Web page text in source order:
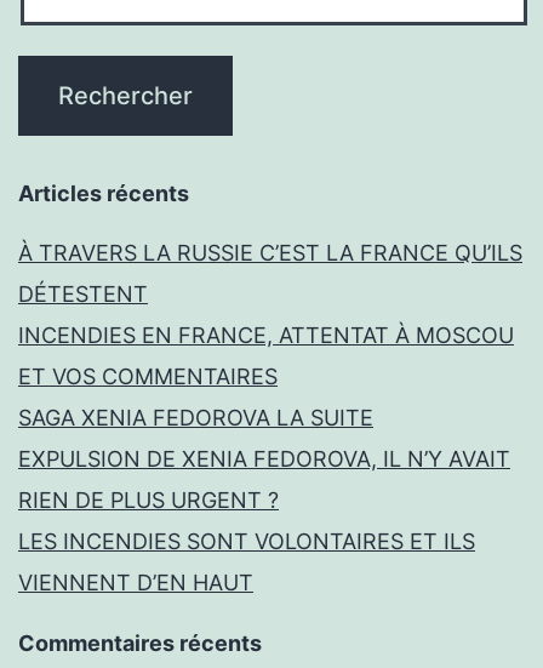
Articles récents
À TRAVERS LA RUSSIE C’EST LA FRANCE QU’ILS
DÉTESTENT
INCENDIES EN FRANCE, ATTENTAT À MOSCOU
ET VOS COMMENTAIRES
SAGA XENIA FEDOROVA LA SUITE
EXPULSION DE XENIA FEDOROVA, IL N’Y AVAIT
RIEN DE PLUS URGENT ?
LES INCENDIES SONT VOLONTAIRES ET ILS
VIENNENT D’EN HAUT
Commentaires récents